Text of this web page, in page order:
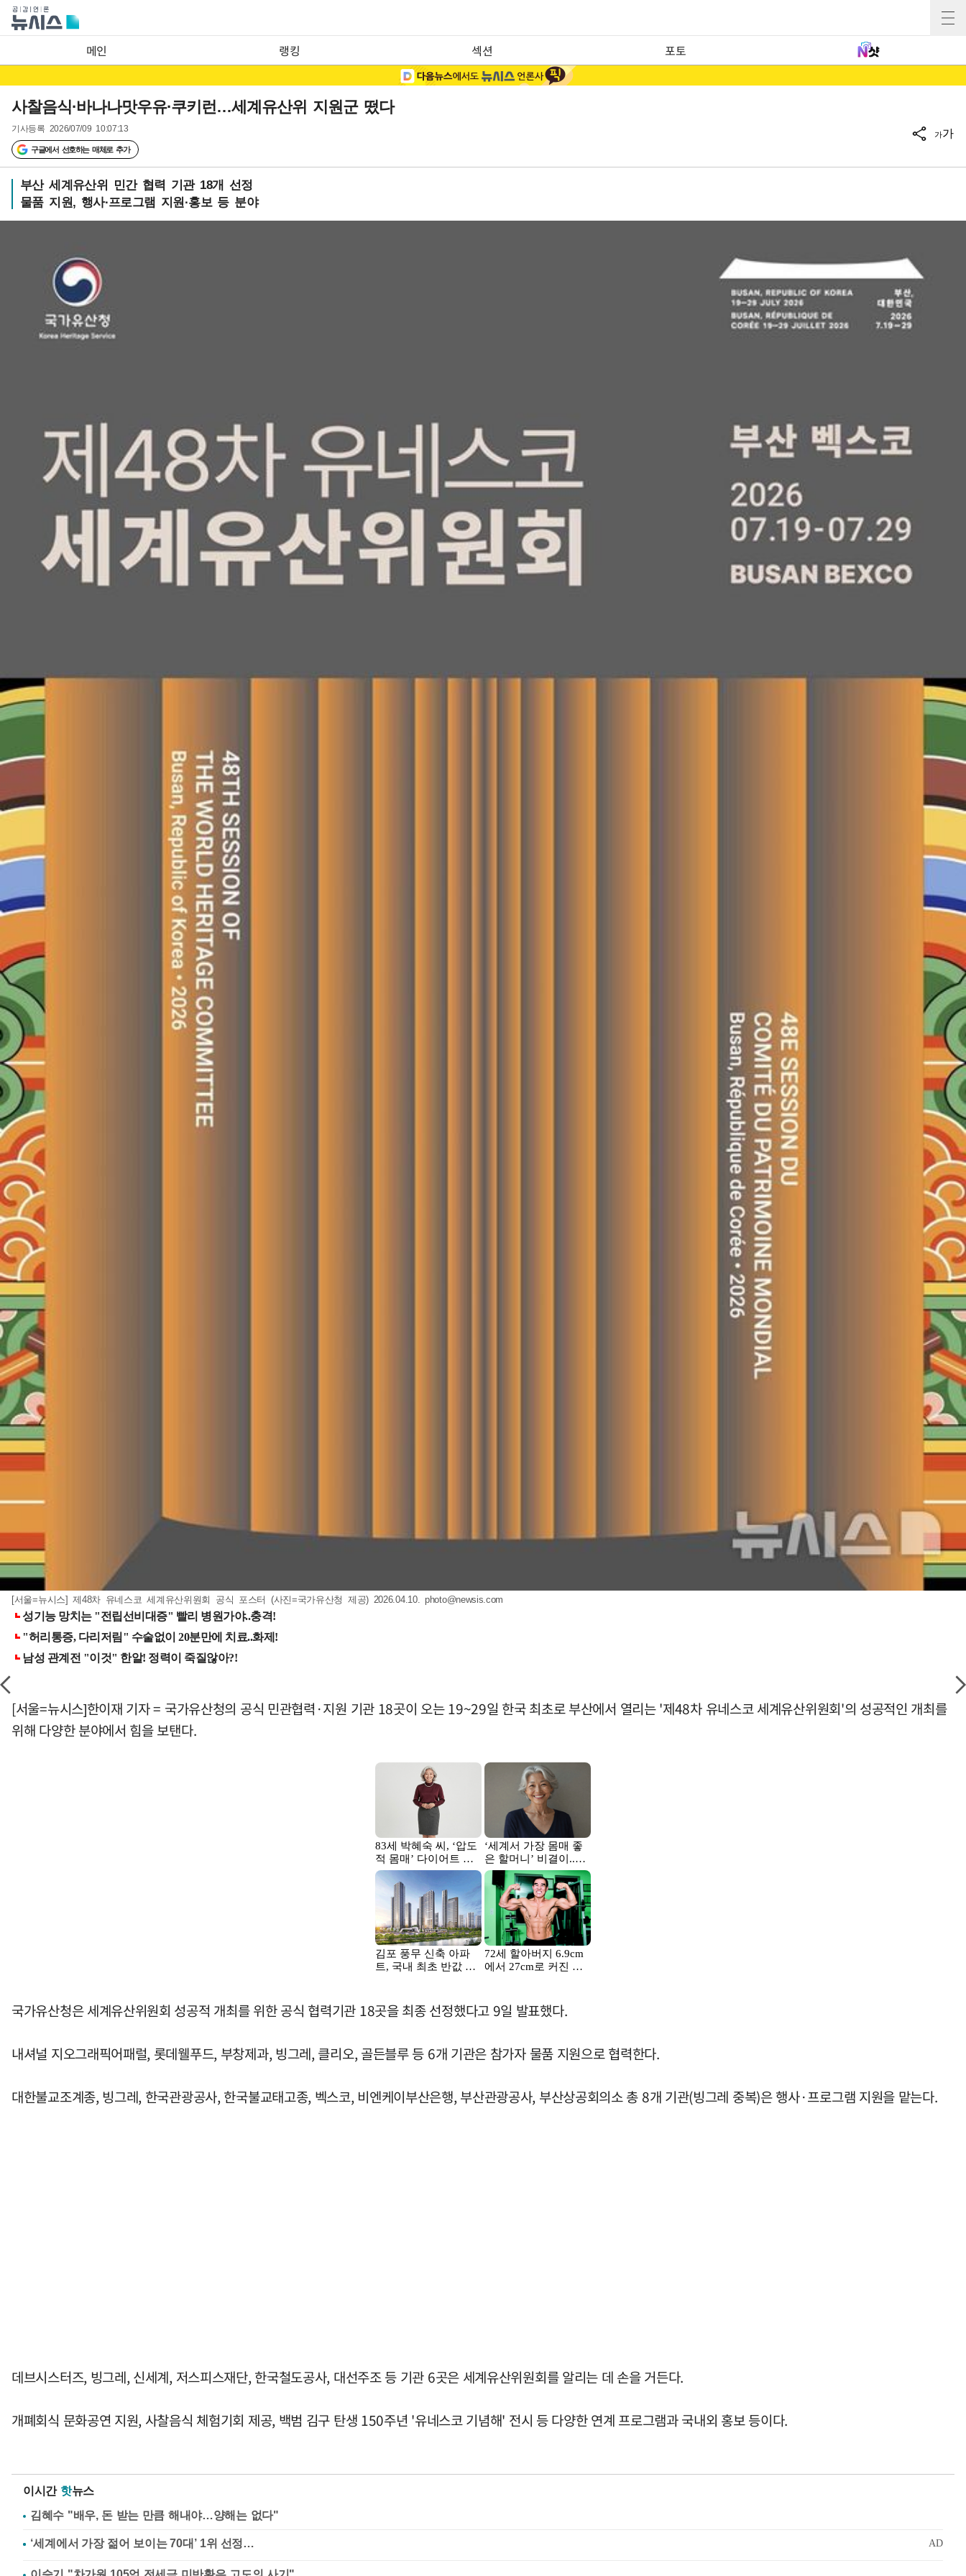
메인 랭킹 섹션 포토
사찰음식·바나나맛우유·쿠키런…세계유산위 지원군 떴다
기사등록 2026/07/09 10:07:13
구글에서 선호하는 매체로 추가
가가
부산 세계유산위 민간 협력 기관 18개 선정
물품 지원, 행사·프로그램 지원·홍보 등 분야
[서울=뉴시스] 제48차 유네스코 세계유산위원회 공식 포스터 (사진=국가유산청 제공) 2026.04.10. photo@newsis.com
[서울=뉴시스]한이재 기자 = 국가유산청의 공식 민관협력·지원 기관 18곳이 오는 19~29일 한국 최초로 부산에서 열리는 '제48차 유네스코 세계유산위원회'의 성공적인 개최를
위해 다양한 분야에서 힘을 보탠다.
국가유산청은 세계유산위원회 성공적 개최를 위한 공식 협력기관 18곳을 최종 선정했다고 9일 발표했다.
내셔널 지오그래픽어패럴, 롯데웰푸드, 부창제과, 빙그레, 클리오, 골든블루 등 6개 기관은 참가자 물품 지원으로 협력한다.
대한불교조계종, 빙그레, 한국관광공사, 한국불교태고종, 벡스코, 비엔케이부산은행, 부산관광공사, 부산상공회의소 총 8개 기관(빙그레 중복)은 행사·프로그램 지원을 맡는다.
데브시스터즈, 빙그레, 신세계, 저스피스재단, 한국철도공사, 대선주조 등 기관 6곳은 세계유산위원회를 알리는 데 손을 거든다.
개폐회식 문화공연 지원, 사찰음식 체험기회 제공, 백범 김구 탄생 150주년 '유네스코 기념해' 전시 등 다양한 연계 프로그램과 국내외 홍보 등이다.
이시간 핫뉴스
김혜수 "배우, 돈 받는 만큼 해내야…양해는 없다"